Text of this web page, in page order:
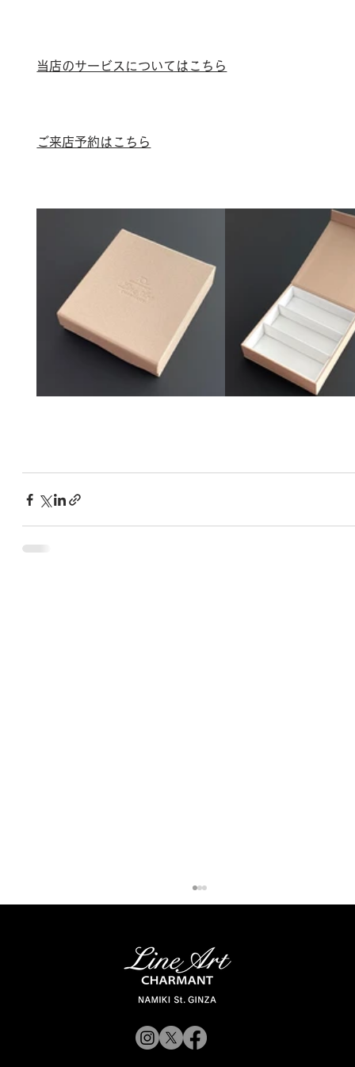
当店のサービスについてはこちら
ご来店予約はこちら